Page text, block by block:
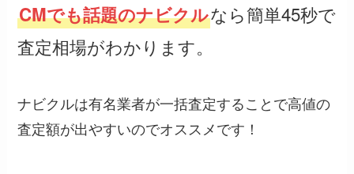
CMでも話題のナビクルなら簡単45秒で
査定相場がわかります。
ナビクルは有名業者が一括査定することで高値の
査定額が出やすいのでオススメです！